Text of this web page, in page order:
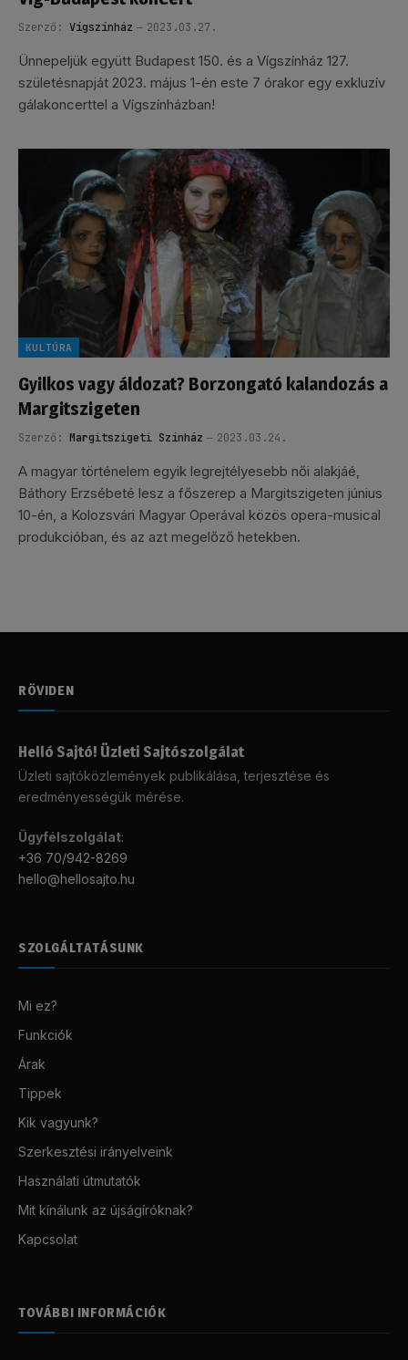
Szerző: Vígszínház 2023.03.27.
Ünnepeljük együtt Budapest 150. és a Vígszínház 127.
születésnapját 2023. május 1-én este 7 órakor egy exkluzív
gálakoncerttel a Vígszínházban!
KULTÚRA
Gyilkos vagy áldozat? Borzongató kalandozás a
Margitszigeten
Szerző: Margitszigeti Színház 2023.03.24.
A magyar történelem egyik legrejtélyesebb női alakjáé,
Báthory Erzsébeté lesz a főszerep a Margitszigeten június
10-én, a Kolozsvári Magyar Operával közös opera-musical
produkcióban, és az azt megelőző hetekben.
RÖVIDEN
Helló Sajtó! Üzleti Sajtószolgálat
Üzleti sajtóközlemények publikálása, terjesztése és
eredményességük mérése.
Ügyfélszolgálat:
+36 70/942-8269
hello@hellosajto.hu
SZOLGÁLTATÁSUNK
Mi ez?
Funkciók
Árak
Tippek
Kik vagyunk?
Szerkesztési irányelveink
Használati útmutatók
Mit kínálunk az újságíróknak?
Kapcsolat
TOVÁBBI INFORMÁCIÓK